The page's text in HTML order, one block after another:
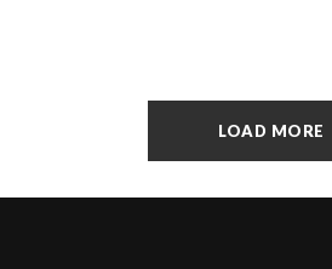
LOAD MORE